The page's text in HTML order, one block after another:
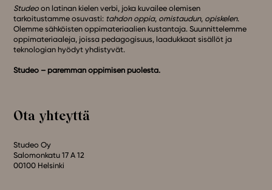
Studeo on latinan kielen verbi, joka kuvailee olemisen
tarkoitustamme osuvasti: tahdon oppia, omistaudun, opiskelen.
Olemme sähköisten oppimateriaalien kustantaja. Suunnittelemme
oppimateriaaleja, joissa pedagogisuus, laadukkaat sisällöt ja
teknologian hyödyt yhdistyvät.
Studeo – paremman oppimisen puolesta.
Ota yhteyttä
Studeo Oy
Salomonkatu 17 A 12
00100 Helsinki